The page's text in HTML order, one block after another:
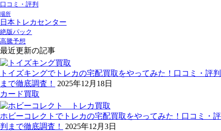
口コミ・評判
場所
日本トレカセンター
絶版パック
高騰予想
最近更新の記事
トイズキングでトレカの宅配買取をやってみた！口コミ・評判
まで徹底調査！
2025年12月18日
カード買取
ホビーコレクトでトレカの宅配買取をやってみた！口コミ・評
判まで徹底調査！
2025年12月3日